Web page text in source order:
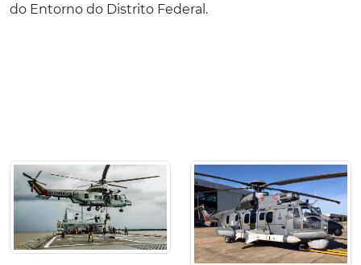
do Entorno do Distrito Federal.